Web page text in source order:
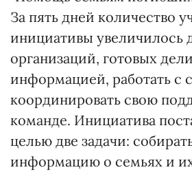
За пять дней количество
инициативы увеличилось
организаций, готовых
информацией, работать с
координировать свою
команде. Инициатива
целью две задачи:
информацию о семьях и